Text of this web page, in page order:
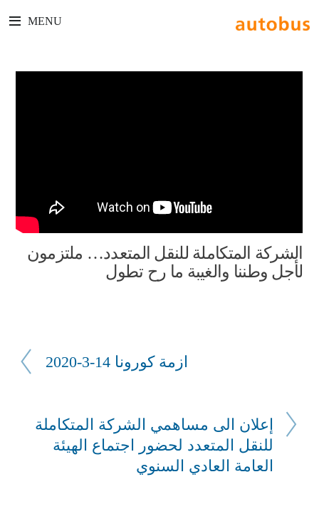
MENU
الشركة المتكاملة للنقل المتعدد… ملتزمون
لأجل وطننا والغيبة ما رح تطول
ازمة كورونا 14-3-2020
إعلان الى مساهمي الشركة المتكاملة
للنقل المتعدد لحضور اجتماع الهيئة
العامة العادي السنوي